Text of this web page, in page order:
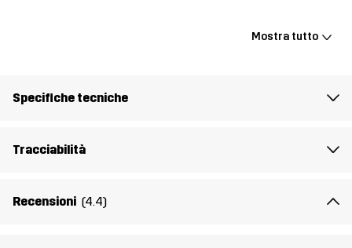
Mostra tutto
Specifiche tecniche
Tracciabilità
Recensioni (4.4)